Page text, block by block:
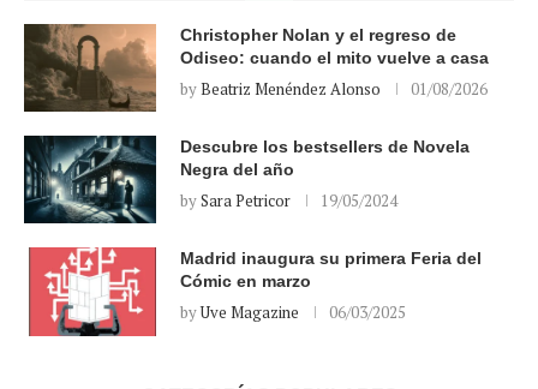
Christopher Nolan y el regreso de
Odiseo: cuando el mito vuelve a casa
byBeatriz Menéndez Alonso 01/08/2026
Descubre los bestsellers de Novela
Negra del año
bySara Petricor 19/05/2024
Madrid inaugura su primera Feria del
Cómic en marzo
byUve Magazine 06/03/2025